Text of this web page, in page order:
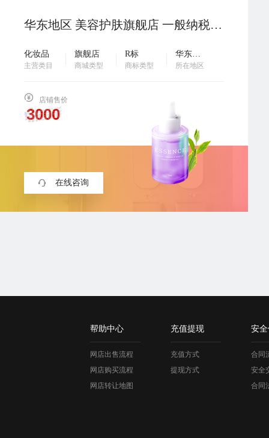
华东地区 美容护肤旗舰店 一般纳税人 真实地址 动态全红 商标转让 配合过户 诚心出售 欢迎咨询…
化妆品
主营类目
旗舰店
商城类型
R标
商标类型
华东地区
所在地区
店铺售价
在线咨询
帮助中心
网店出售流程
网店购买流程
网店转让地图
充值提现
充值方式
提现方式
安
合同
安全
合同